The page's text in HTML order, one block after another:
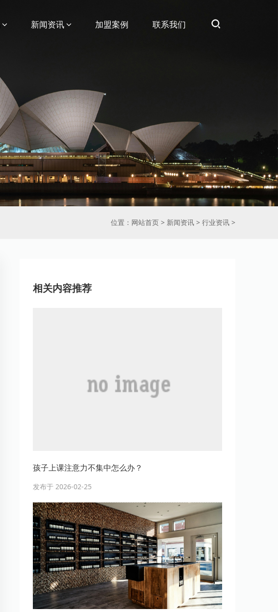
新闻资讯 加盟案例 联系我们
位置： 网站首页 > 新闻资讯 > 行业资讯 >
相关内容推荐
孩子上课注意力不集中怎么办？
发布于 2026-02-25